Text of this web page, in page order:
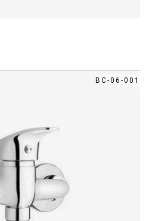
BC-06-001